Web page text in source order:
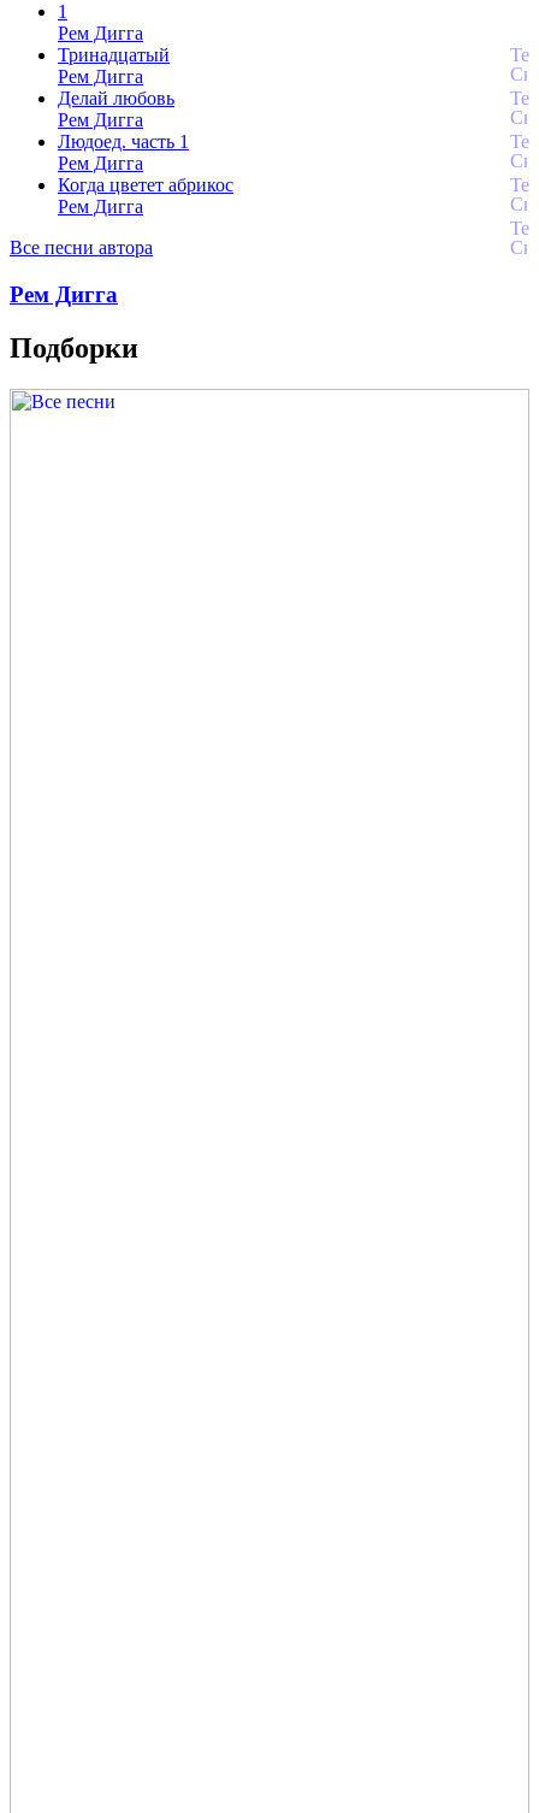
1
Рем Дигга
Тринадцатый
Рем Дигга
Делай любовь
Рем Дигга
Людоед. часть 1
Рем Дигга
Когда цветет абрикос
Рем Дигга
Все песни автора
Рем Дигга
Подборки